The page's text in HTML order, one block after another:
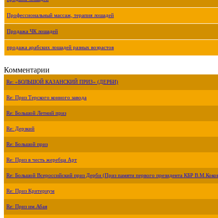
Профессиональный массаж, терапия лошадей
Продажа ЧК лошадей
продажа арабских лошадей разных возрастов
Комментарии
Re: «БОЛЬШОЙ КАЗАНСКИЙ ПРИЗ» (ДЕРБИ)
Re: Приз Терского конного завода
Re: Большой Летний приз
Re: Дерзкий
Re: Большой приз
Re: Приз в честь жеребца Арт
Re: Большой Всероссийский приз Дерби (Приз памяти первого президента КБР
Re: Приз Критериум
Re: Приз им.Абая